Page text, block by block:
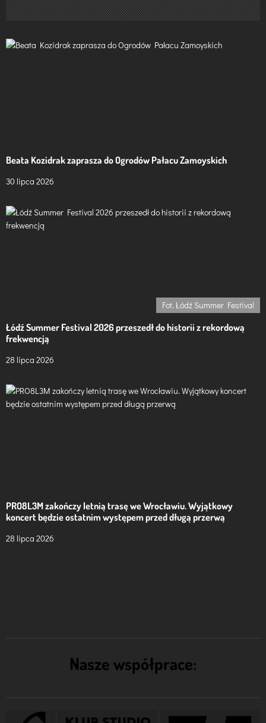
j
a
Beata Kozidrak zaprasza do Ogrodów Pałacu Zamoyskich
30 lipca 2026
Fot. Łódź Summer Festival
Łódź Summer Festival 2026 przeszedł do historii z rekordową
frekwencją
28 lipca 2026
PRO8L3M zakończy letnią trasę we Wrocławiu. Wyjątkowy
koncert będzie ostatnim występem przed długą przerwą
28 lipca 2026
Nasze współprace: